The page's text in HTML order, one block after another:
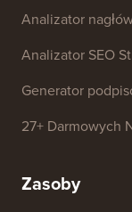
Analizator
Analizator SEO
Generator
27+ Darmowych
Zasoby